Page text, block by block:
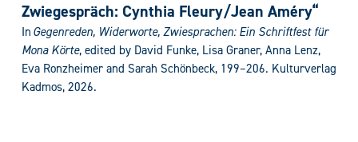
Zwiegespräch: Cynthia Fleury/Jean Améry“
In Gegenreden, Widerworte, Zwiesprachen:Ein Schriftfest für
Mona Körte, edited byDavid Funke, Lisa Graner, Anna Lenz,
Eva Ronzheimer and Sarah Schönbeck, 199–206. Kulturverlag
Kadmos, 2026.